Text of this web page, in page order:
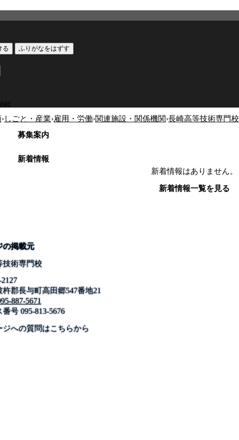
る
ふりがなをはずす
›しごと・産業›雇用・労働›関連施設・関係機関›長崎高等技術専門校
募集案内
新着情報
新着情報はありません。
新着情報一覧を見る
の掲載元
技術専門校
杵郡長与町高田郷547番地21
887-5671
番号095-813-5676
ジへの質問はこちらから
公式SNS
このサイトについて
長崎県庁